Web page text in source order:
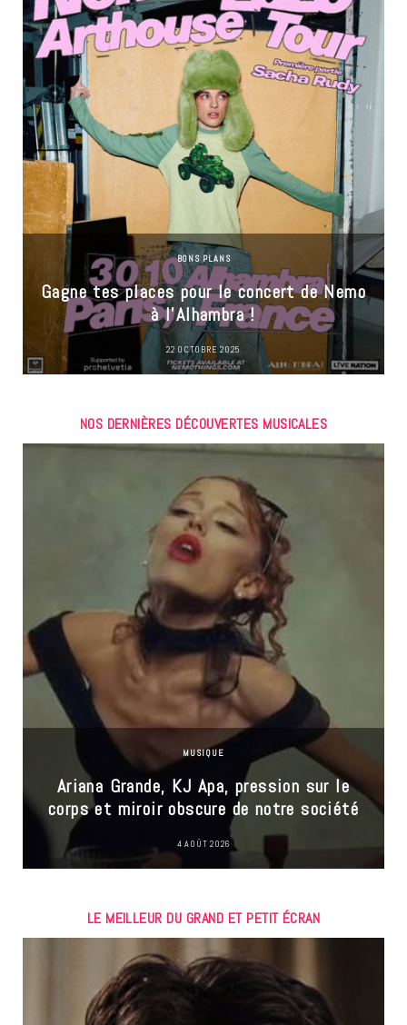
BONS PLANS
Gagne tes places pour le concert de Nemo
à l’Alhambra !
22 OCTOBRE 2025
NOS DERNIÈRES DÉCOUVERTES MUSICALES
MUSIQUE
Ariana Grande, KJ Apa, pression sur le
corps et miroir obscure de notre société
4 AOÛT 2026
LE MEILLEUR DU GRAND ET PETIT ÉCRAN